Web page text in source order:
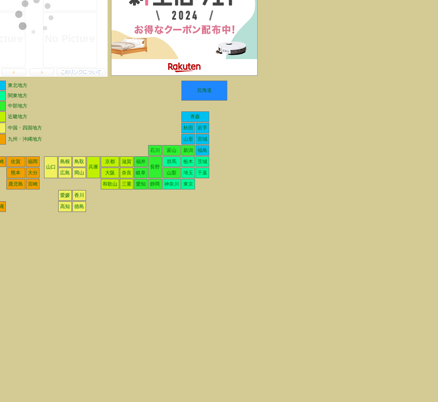
東北地方
北海道
関東地方
中部地方
近畿地方
青森
中国・四国地方 秋田 岩手
九州・沖縄地方 山形 宮城
石川 富山 新潟 福島
佐賀
福岡
山口
島根
鳥取
兵庫
京都 滋賀
福井
長野
群馬 栃木 茨城
熊本 大分 広島 岡山 大阪 奈良 岐阜 山梨 埼玉 千葉
鹿児島 宮崎 和歌山 三重 愛知 静岡 神奈川 東京
愛媛 香川
高知 徳島